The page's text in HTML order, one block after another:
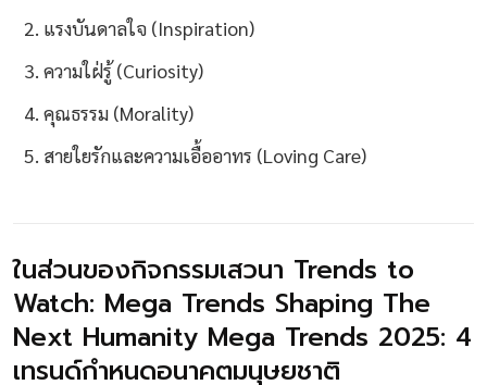
แรงบันดาลใจ (Inspiration)
ความใฝ่รู้ (Curiosity)
คุณธรรม (Morality)
สายใยรักและความเอื้ออาทร (Loving Care)
ในส่วนของกิจกรรมเสวนา Trends to
Watch: Mega Trends Shaping The
Next Humanity Mega Trends 2025: 4
เทรนด์กำหนดอนาคตมนุษยชาติ